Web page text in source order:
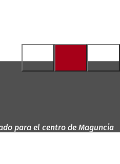
para el centro de Maguncia